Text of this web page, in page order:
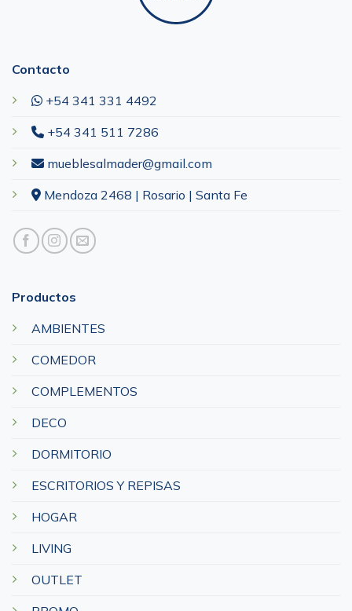
Productos
AMBIENTES
COMEDOR
COMPLEMENTOS
DECO
DORMITORIO
ESCRITORIOS Y REPISAS
HOGAR
LIVING
OUTLET
Contacto
+54 341 331 4492
+54 341 511 7286
mueblesalmader@gmail.com
Mendoza 2468 | Rosario | Santa Fe